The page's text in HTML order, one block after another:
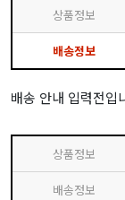
상품정보
배송정보
배송 안내 입력전입
상품정보
배송정보